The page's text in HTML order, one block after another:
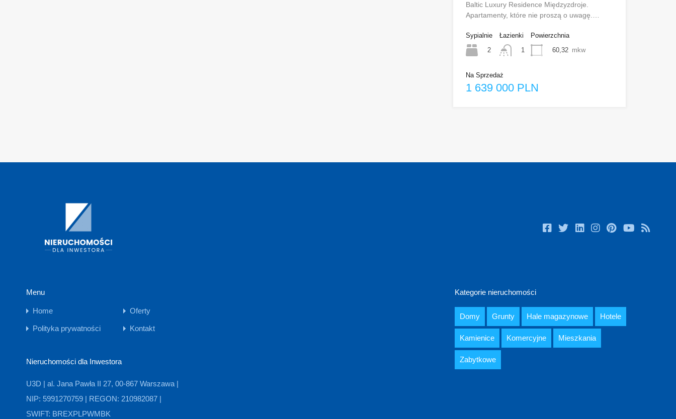
Baltic Luxury Residence Międzyzdroje.
Apartamenty, które nie proszą o uwagę.…
Sypialnie
2
Łazienki
1
Powierzchnia
60,32 mkw
Na Sprzedaż
1 639 000 PLN
Menu
Home Oferty
Polityka prywatności Kontakt
Nieruchomości dla Inwestora
U3D | al. Jana Pawła II 27, 00-867 Warszawa |
NIP: 5991270759 | REGON: 210982087 |
SWIFT: BREXPLPWMBK
Kategorie nieruchomości
Domy Grunty Hale magazynowe Hotele
Kamienice Komercyjne Mieszkania
Zabytkowe